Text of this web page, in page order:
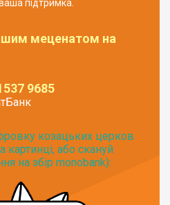
підтримка.
меценатом на
9685
козацьких церков
картинці, або скануй
на збір monobank):